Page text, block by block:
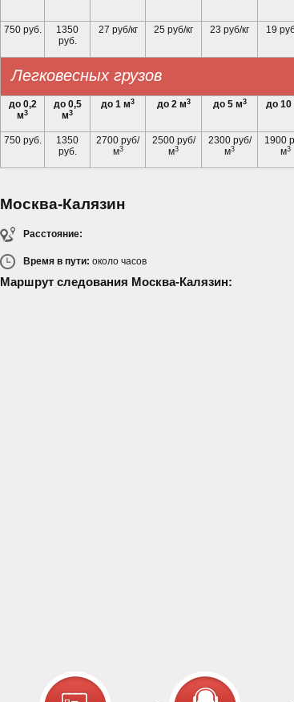
750 руб.
1350
руб.
27 руб/кг 25 руб/кг 23 руб/кг 19
Легковесных грузов
до 0,2
м3
до 0,5
м3
до 1 м3 до 2 м3 до 5 м3 до 10
750 руб.
1350
руб.
2700 руб/
м3
2500 руб/
м3
2300 руб/
м3
1900
м3
Москва-Калязин
Расстояние:
Время в пути: около часов
Маршрут следования Москва-Калязин: